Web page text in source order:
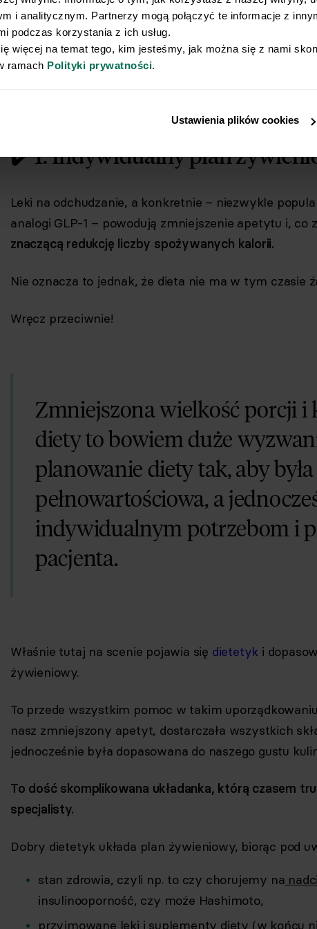
i analitycznym. Partnerzy mogą połączyć te informacje z
podczas korzystania z ich usług.
więcej na temat tego, kim jesteśmy, jak można się z nami
ramach Polityki prywatności.
Ustawienia plików cookies
restrykcji i jedząc tylko to, co lubisz,
dietetyka klinicznego.
✔️ 1. Indywidualny plan
Leki na odchudzanie, a konkretnie – niezwykle
analogi GLP-1 – powodują zmniejszenie apetytu i, co
znaczącą redukcję liczby spożywanych kalorii.
Nie oznacza to jednak, że dieta nie ma w tym czasie
Wręcz przeciwnie!
Zmniejszona wielkość porcji i
diety to bowiem duże
planowanie diety tak, aby była
pełnowartościowa, a
indywidualnym potrzebom i
pacjenta.
Właśnie tutaj na scenie pojawia się dietetyk i
żywieniowy.
To przede wszystkim pomoc w takim
nasz zmniejszony apetyt, dostarczała wszystkich
jednocześnie była dopasowana do naszego gustu
To dość skomplikowana układanka, którą czasem
specjalisty.
Dobry dietetyk układa plan żywieniowy, biorąc pod
stan zdrowia, czyli np. to czy chorujemy na
insulinooporność, czy może Hashimoto,
przyjmowane leki i suplementy diety (w końcu